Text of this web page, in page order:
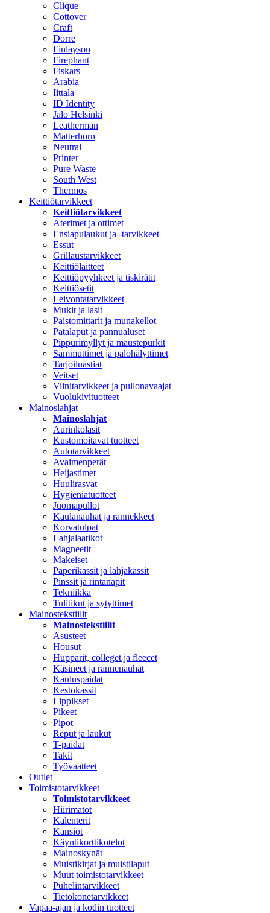
Clique
Cottover
Craft
Dorre
Finlayson
Firephant
Fiskars
Arabia
Iittala
ID Identity
Jalo Helsinki
Leatherman
Matterhorn
Neutral
Printer
Pure Waste
South West
Thermos
Keittiötarvikkeet
Keittiötarvikkeet
Aterimet ja ottimet
Ensiapulaukut ja -tarvikkeet
Essut
Grillaustarvikkeet
Keittiölaitteet
Keittiöpyyhkeet ja tiskirätit
Keittiösetit
Leivontatarvikkeet
Mukit ja lasit
Paistomittarit ja munakellot
Patalaput ja pannualuset
Pippurimyllyt ja maustepurkit
Sammuttimet ja palohälyttimet
Tarjoiluastiat
Veitset
Viinitarvikkeet ja pullonavaajat
Vuolukivituotteet
Mainoslahjat
Mainoslahjat
Aurinkolasit
Kustomoitavat tuotteet
Autotarvikkeet
Avaimenperät
Heijastimet
Huulirasvat
Hygieniatuotteet
Juomapullot
Kaulanauhat ja rannekkeet
Korvatulpat
Lahjalaatikot
Magneetit
Makeiset
Paperikassit ja lahjakassit
Pinssit ja rintanapit
Tekniikka
Tulitikut ja sytyttimet
Mainostekstiilit
Mainostekstiilit
Asusteet
Housut
Hupparit, colleget ja fleecet
Käsineet ja rannenauhat
Kauluspaidat
Kestokassit
Lippikset
Pikeet
Pipot
Reput ja laukut
T-paidat
Takit
Työvaatteet
Outlet
Toimistotarvikkeet
Toimistotarvikkeet
Hiirimatot
Kalenterit
Kansiot
Käyntikorttikotelot
Mainoskynät
Muistikirjat ja muistilaput
Muut toimistotarvikkeet
Puhelintarvikkeet
Tietokonetarvikkeet
Vapaa-ajan ja kodin tuotteet